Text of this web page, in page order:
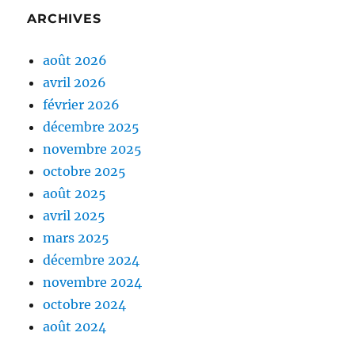
ARCHIVES
août 2026
avril 2026
février 2026
décembre 2025
novembre 2025
octobre 2025
août 2025
avril 2025
mars 2025
décembre 2024
novembre 2024
octobre 2024
août 2024